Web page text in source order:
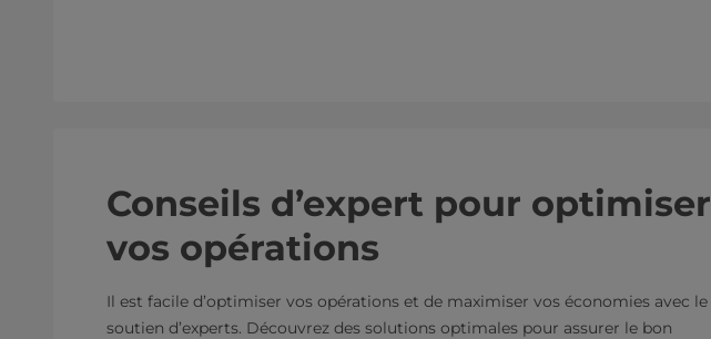
Conseils d’expert pour optimiser
vos opérations
Il est facile d’optimiser vos opérations et de maximiser vos économies avec le
soutien d’experts. Découvrez des solutions optimales pour assurer le bon